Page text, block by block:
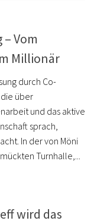
Vom
Millionär
durch Co-
über
und das aktive
sprach,
In der von Möni
Turnhalle,...
wird das